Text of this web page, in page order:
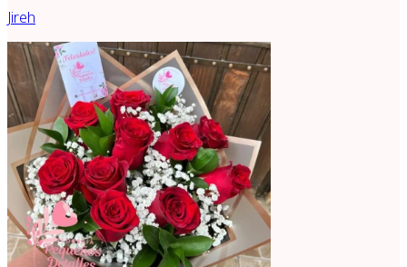
Jireh